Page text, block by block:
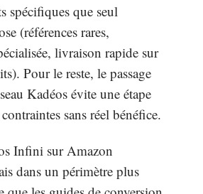
spécifiques que seul
(références rares,
livraison rapide sur
Pour le reste, le passage
Kadéos évite une étape
sans réel bénéfice.
Infini sur Amazon
dans un périmètre plus